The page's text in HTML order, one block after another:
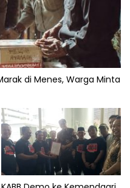
di Menes, Warga Minta